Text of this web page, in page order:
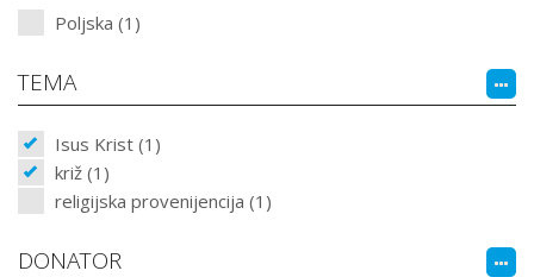
Poljska (1)
TEMA
Isus Krist (1)
križ (1)
religijska provenijencija (1)
DONATOR